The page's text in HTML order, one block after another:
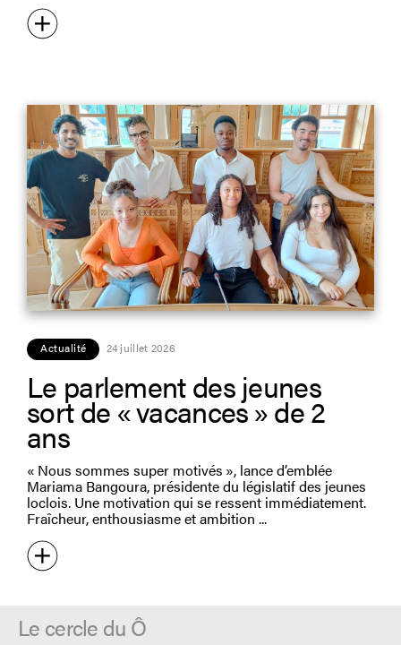
Actualité 24 juillet 2026
Le parlement des jeunes
sort de « vacances » de 2
ans
« Nous sommes super motivés », lance d’emblée
Mariama Bangoura, présidente du législatif des jeunes
loclois. Une motivation qui se ressent immédiatement.
Fraîcheur, enthousiasme et ambition
Le cercle du Ô